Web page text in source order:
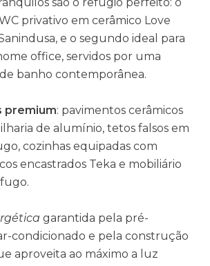
privativo em cerâmico Love
e o segundo ideal para
office, servidos por uma
banho contemporânea.
premium: pavimentos cerâmicos
de alumínio, tetos falsos em
cozinhas equipadas com
encastrados Teka e mobiliário
garantida pela pré-
condicionado e pela construção
aproveita ao máximo a luz